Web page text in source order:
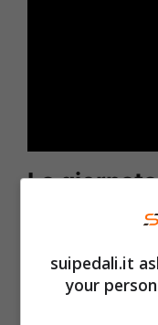
La
Vendrame
ancora. “La
parecchi anni
suipedali.it
your